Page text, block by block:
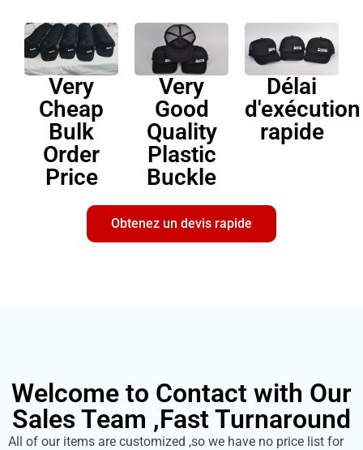
Very
Cheap
Bulk
Order
Price
Very
Good
Quality
Plastic
Buckle
Délai
d'exécution
rapide
Obtenez un devis rapide
Welcome to Contact with Our
Sales Team ,Fast Turnaround
All of our items are customized ,so we have no price list for